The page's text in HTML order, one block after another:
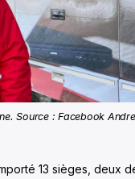
Source : Facebook
13 sièges, deux